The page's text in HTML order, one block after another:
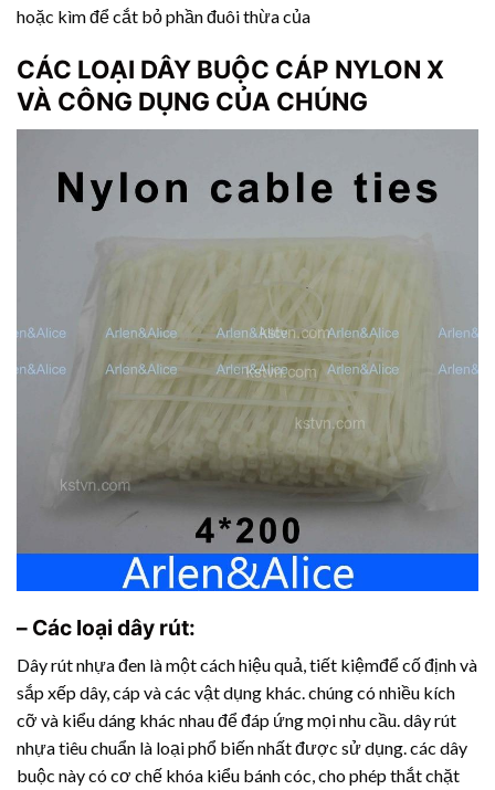
hoặc kìm để cắt bỏ phần đuôi thừa của
CÁC LOẠI DÂY BUỘC CÁP NYLON X
VÀ CÔNG DỤNG CỦA CHÚNG
– Các loại dây rút:
Dây rút nhựađen là một cách hiệu quả, tiết kiệmđể cố định và
sắp xếp dây, cáp và các vật dụng khác. chúng có nhiều kích
cỡ và kiểu dáng khác nhau để đáp ứng mọi nhu cầu.dây rút
nhựatiêu chuẩn là loại phổ biến nhất được sử dụng. các dây
buộc này có cơ chế khóa kiểu bánh cóc, cho phép thắt chặt